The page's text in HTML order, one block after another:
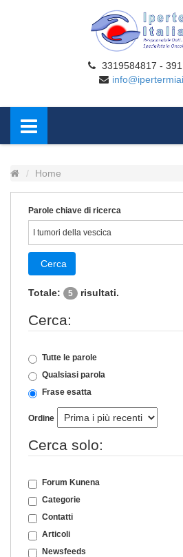
3319584817 -
Home
Parole chiave di ricerca
Cerca
Totale: 5 risultati.
Cerca:
Tutte le parole
Qualsiasi parola
Frase esatta
Ordine
Cerca solo:
Forum Kunena
Categorie
Contatti
Articoli
Newsfeeds